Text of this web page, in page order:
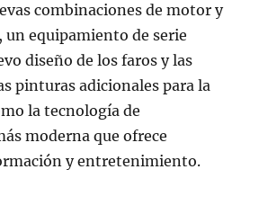
combinaciones de motor y
un equipamiento de serie
diseño de los faros y las
pinturas adicionales para la
la tecnología de
moderna que ofrece
y entretenimiento.